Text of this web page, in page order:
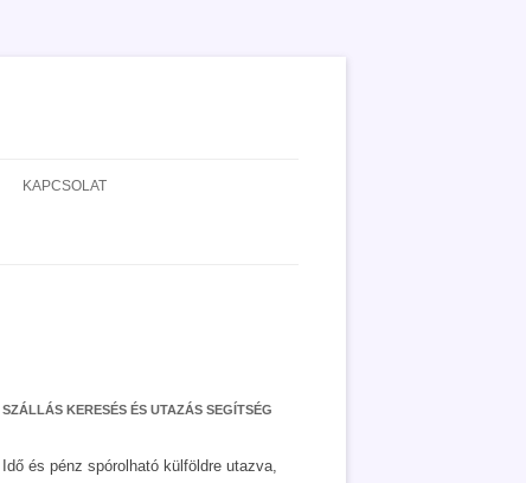
KAPCSOLAT
SZÁLLÁS KERESÉS ÉS UTAZÁS SEGÍTSÉG
Idő és pénz spórolható külföldre utazva,